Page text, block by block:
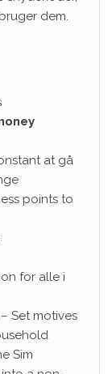
dem.
at gå
points to
for alle i
– Set motives
Sim